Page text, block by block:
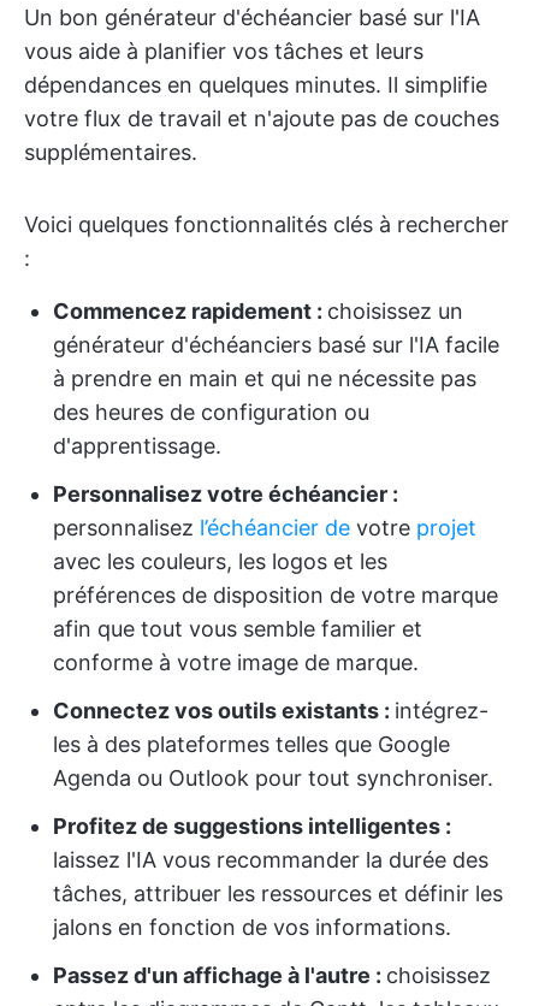
Un bon générateur d'échéancier basé sur l'IA
vous aide à planifier vos tâches et leurs
dépendances en quelques minutes. Il simplifie
votre flux de travail et n'ajoute pas de couches
supplémentaires.
Voici quelques fonctionnalités clés à rechercher
:
Commencez rapidement : choisissez un
générateur d'échéanciers basé sur l'IA facile
à prendre en main et qui ne nécessite pas
des heures de configuration ou
d'apprentissage.
Personnalisez votre échéancier :
personnalisez l’échéancier de votre projet
avec les couleurs, les logos et les
préférences de disposition de votre marque
afin que tout vous semble familier et
conforme à votre image de marque.
Connectez vos outils existants : intégrez-
les à des plateformes telles que Google
Agenda ou Outlook pour tout synchroniser.
Profitez de suggestions intelligentes :
laissez l'IA vous recommander la durée des
tâches, attribuer les ressources et définir les
jalons en fonction de vos informations.
Passez d'un affichage à l'autre : choisissez